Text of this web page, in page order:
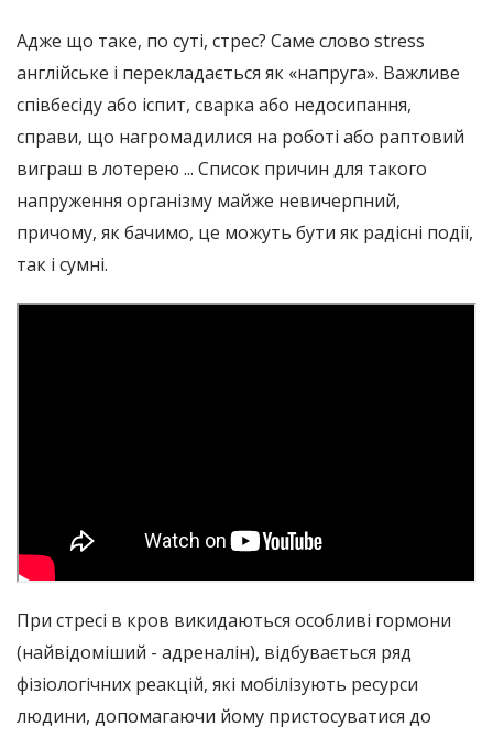
Адже що таке, по суті, стрес? Саме слово stress
англійське і перекладається як «напруга». Важливе
співбесіду або іспит, сварка або недосипання,
справи, що нагромадилися на роботі або раптовий
виграш в лотерею ... Список причин для такого
напруження організму майже невичерпний,
причому, як бачимо, це можуть бути як радісні події,
так і сумні.
При стресі в кров викидаються особливі гормони
(найвідоміший - адреналін), відбувається ряд
фізіологічних реакцій, які мобілізують ресурси
людини, допомагаючи йому пристосуватися до